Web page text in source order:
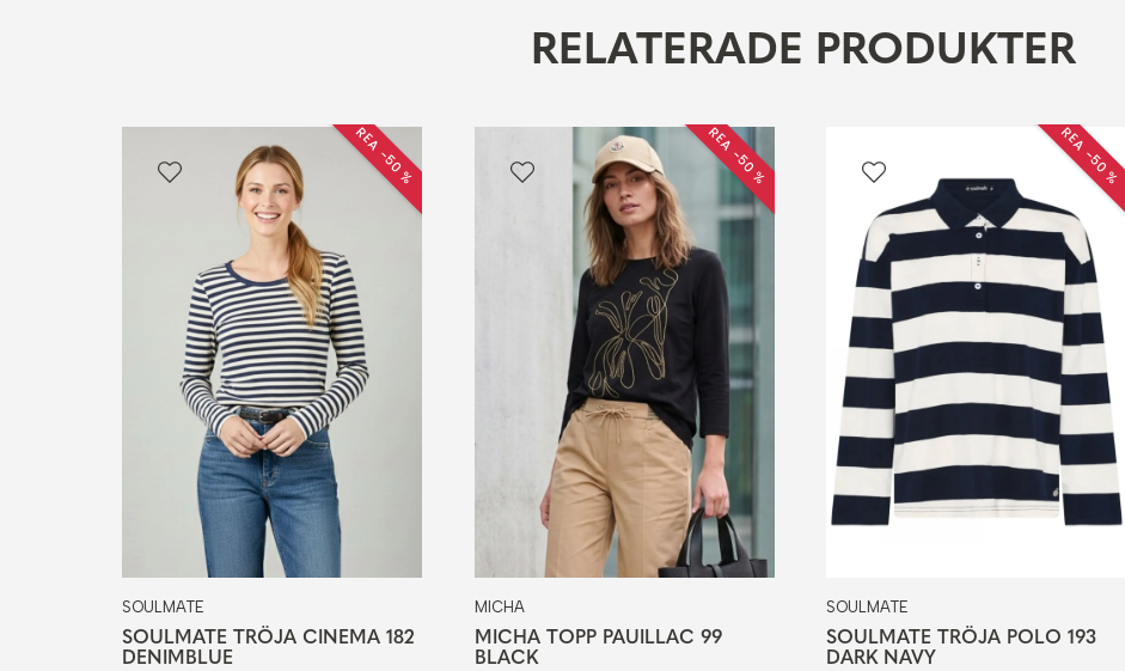
RELATERADE PRODUKTER
REA −50 %
SOULMATE
SOULMATE TRÖJA CINEMA 182
DENIMBLUE
REA −50 %
MICHA
MICHA TOPP PAUILLAC 99
BLACK
REA −50 %
SOULMATE
SOULMATE TRÖJA POLO 193
DARK NAVY